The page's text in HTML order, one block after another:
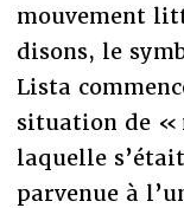
mouvement
disons, le
Lista
situation de «
laquelle
parvenue à